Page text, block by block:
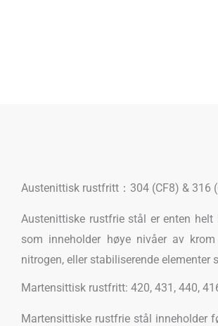
Austenittisk rustfritt：304 (CF8) & 316
Austenittiske rustfrie stål er enten
som inneholder høye nivåer av
nitrogen, eller stabiliserende elementer
Martensittisk rustfritt: 420, 431, 440,
Martensittiske rustfrie stål inneholder